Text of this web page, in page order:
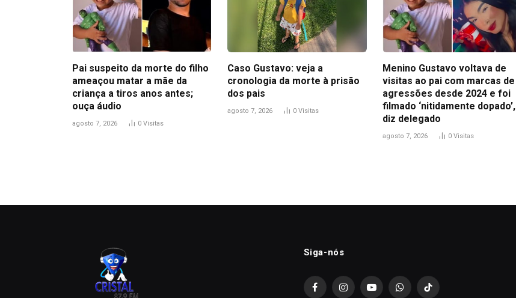
Pai suspeito da morte do filho
ameaçou matar a mãe da
criança a tiros anos antes;
ouça áudio
agosto 7, 2026 0 Visitas
Caso Gustavo: veja a
cronologia da morte à prisão
dos pais
agosto 7, 2026 0 Visitas
Menino Gustavo voltava de
visitas ao pai com marcas de
agressões desde 2024 e foi
filmado ‘nitidamente dopado’,
diz delegado
agosto 7, 2026 0 Visitas
Siga-nós
FacebookInstagramYouTubeWhatsAppTikTok